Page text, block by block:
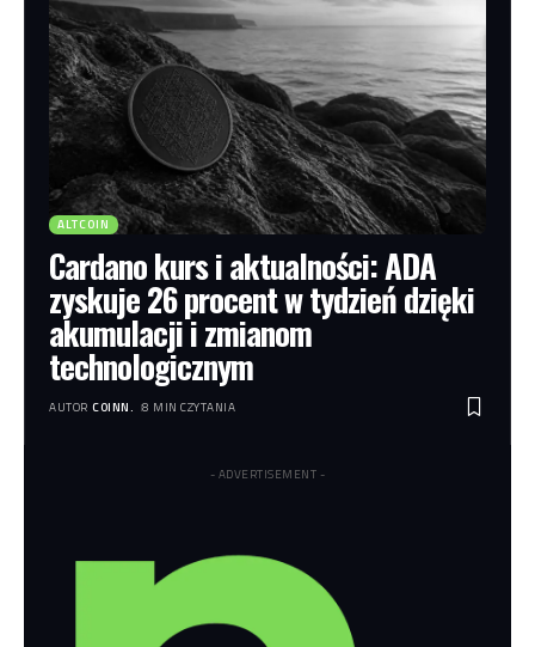
ALTCOIN
Cardano kurs i aktualności: ADA
zyskuje 26 procent w tydzień dzięki
akumulacji i zmianom
technologicznym
AUTOR COINN. 8 MIN CZYTANIA
- ADVERTISEMENT -